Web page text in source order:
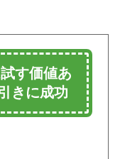
す価値あ
きに成功